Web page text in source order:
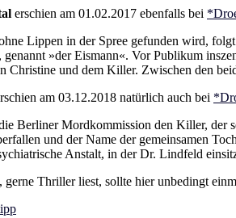
erschien am 01.02.2017 ebenfalls bei
Lippen in der Spree gefunden wird,
genannt »der Eismann«. Vor Publikum
Christine und dem Killer. Zwischen den
am 03.12.2018 natürlich auch bei
Berliner Mordkommission den Killer, der
und der Name der gemeinsamen
Anstalt, in der Dr. Lindfeld
gerne Thriller liest, sollte hier unbedingt